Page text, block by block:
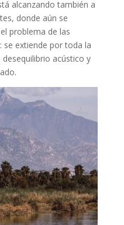
alcanzando también a
donde aún se
problema de las
extiende por toda la
acústico y